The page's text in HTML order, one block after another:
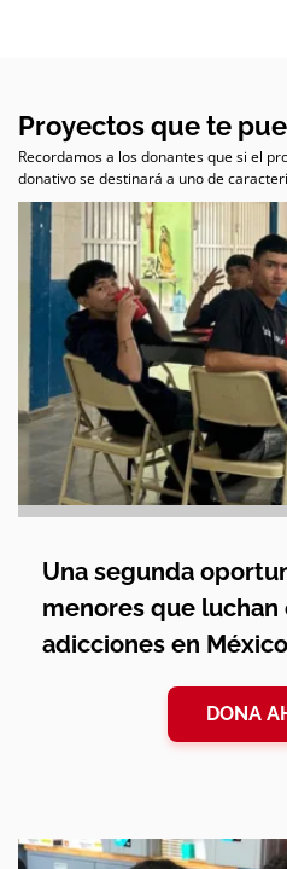
Proyectos que te
Recordamos a los donantes que si el
donativo se destinará a uno de
Una segunda
menores que luchan
adicciones en México
DONA